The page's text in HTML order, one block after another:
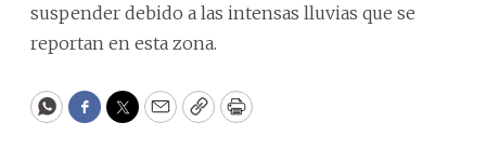
suspender debido a las intensas lluvias que se
reportan en esta zona.
WhatsApp
Facebook
Twitter
EmailCopyPrint